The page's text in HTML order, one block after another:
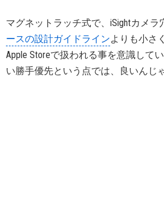
マグネットラッチ式で、iSightカメラ
ースの設計ガイドラインよりも小さ
Apple Storeで扱われる事を意識して
い勝手優先という点では、良いんじ